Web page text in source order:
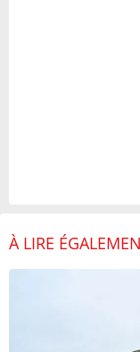
À LIRE